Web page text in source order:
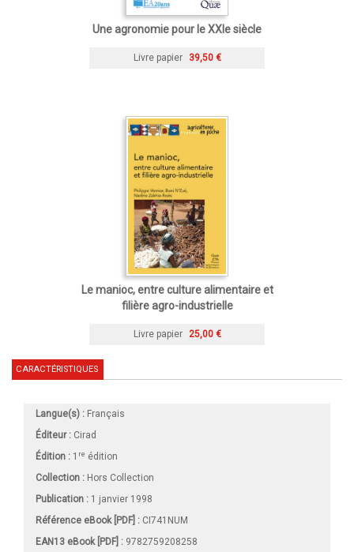
Une agronomie pour le XXIe siècle
Livre papier 39,50 €
Le manioc, entre culture alimentaire et
filière agro-industrielle
Livre papier 25,00 €
CARACTÉRISTIQUES
Langue(s) : Français
Éditeur : Cirad
Édition : 1 re édition
Collection : Hors Collection
Publication : 1 janvier 1998
Référence eBook [PDF] : CI741NUM
EAN13 eBook [PDF] : 9782759208258